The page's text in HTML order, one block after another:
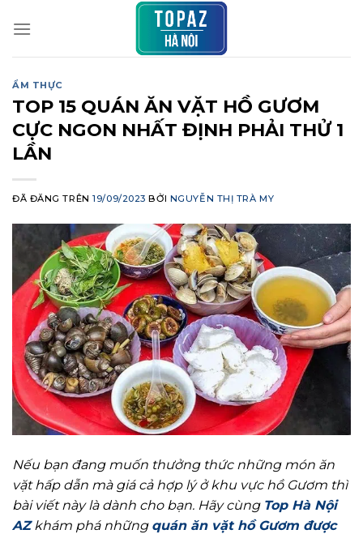
đến
ẨM THỰC
TOP 15 QUÁN ĂN VẶT HỒ GƯƠM
CỰC NGON NHẤT ĐỊNH PHẢI THỬ 1
LẦN
ĐÃ ĐĂNG TRÊN19/09/2023 BỞI NGUYỄN THỊ TRÀ MY
Nếu bạn đang muốn thưởng thức những món ăn
vặt hấp dẫn mà giá cả hợp lý ở khu vực hồ Gươm thì
bài viết này là dành cho bạn. Hãy cùng Top Hà Nội
AZkhám phá những quán ăn vặt hồ Gươm được